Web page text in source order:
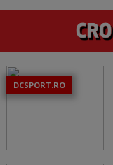
DCSPORT.RO